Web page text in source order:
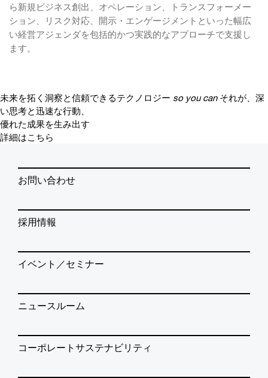
ら新規ビジネス創出、オペレーション、トランスフォーメー
ション、リスク対応、開示・エンゲージメントといった幅広
い経営アジェンダを包括的かつ実践的なアプローチで支援し
ます。
未来を拓く洞察と信頼できるテクノロジー so you can それが、深
い思考と迅速な行動、
優れた成果を生み出す
詳細はこちら
お問い合わせ
採用情報
イベント／セミナー
ニュースルーム
コーポレートサステナビリティ